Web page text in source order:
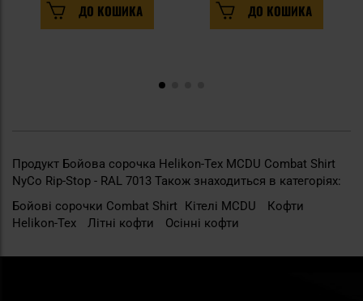
ДО КОШИКА ДО КОШИКА
Продукт Бойова сорочка Helikon-Tex MCDU Combat Shirt
NyCo Rip-Stop - RAL 7013 Також знаходиться в категоріях:
Бойові сорочки Combat Shirt
Кітелі MCDU
Кофти
Helikon-Tex
Літні кофти Осінні кофти